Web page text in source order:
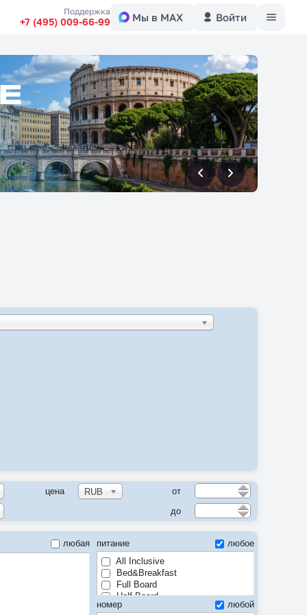
Поддержка
+7 (495) 009-66-99 Мы в MAX Войти
впередвперед
цена RUB
от
до
любая
питание
любое
All Inclusive
Bed&Breakfast
Full Board
Half Board
Room only
номер
любой